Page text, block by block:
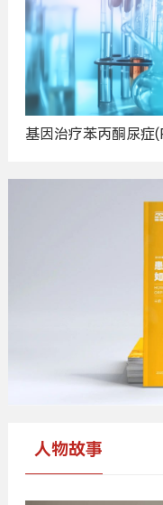
基因治疗苯丙酮尿症
广
人物故事